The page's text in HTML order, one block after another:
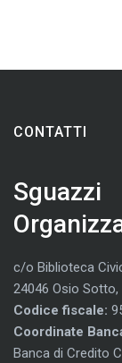
CONTATTI
Sguazzi
c/o Biblioteca
24046 Osio Sotto,
Codice fiscale:
Coordinate
Banca di Credito